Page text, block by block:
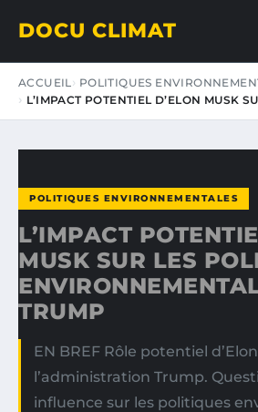
DOCU CLIMAT
ACCUEIL
POLITIQUES
L’IMPACT POTENTIEL D’ELON MUSK
POLITIQUES ENVIRONNEMENTALES
L’IMPACT
MUSK SUR LES
TRUMP
EN BREF Rôle potentiel
l’administration Trump.
influence sur les politiques